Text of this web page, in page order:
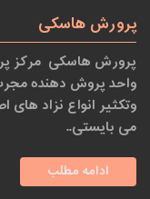
پرورش هاسکی
پرورش هاسکی مرکز
واحد پروش دهنده
وتکثیر انواع نزاد
می بایستی..
ادامه مطلب